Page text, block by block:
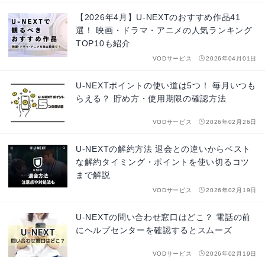
【2026年4月】U-NEXTのおすすめ作品41
選！ 映画・ドラマ・アニメの人気ランキング
TOP10も紹介
VODサービス 2026年04月01日
U-NEXTポイントの使い道は5つ！ 毎月いつも
らえる？ 貯め方・使用期限の確認方法
VODサービス 2026年02月26日
U-NEXTの解約方法 退会との違いからベスト
な解約タイミング・ポイントを使い切るコツ
まで解説
VODサービス 2026年02月19日
U-NEXTの問い合わせ窓口はどこ？ 電話の前
にヘルプセンターを確認するとスムーズ
VODサービス 2026年02月19日